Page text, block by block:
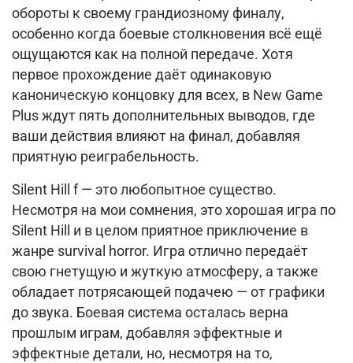
обороты к своему грандиозному финалу,
особенно когда боевые столкновения всё ещё
ощущаются как на полной передаче. Хотя
первое прохождение даёт одинаковую
каноническую концовку для всех, в New Game
Plus ждут пять дополнительных выводов, где
ваши действия влияют на финал, добавляя
приятную реиграбельность.
Silent Hill f — это любопытное существо.
Несмотря на мои сомнения, это хорошая игра по
Silent Hill и в целом приятное приключение в
жанре survival horror. Игра отлично передаёт
свою гнетущую и жуткую атмосферу, а также
обладает потрясающей подачею — от графики
до звука. Боевая система осталась верна
прошлым играм, добавляя эффектные и
эффектные детали, но, несмотря на то,